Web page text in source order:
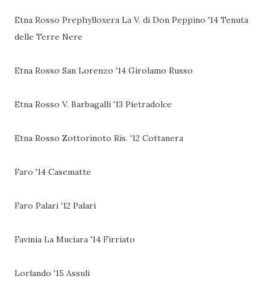
Etna Rosso Prephylloxera La V. di Don Peppino '14 Tenuta
delle Terre Nere
Etna Rosso San Lorenzo '14 Girolamo Russo
Etna Rosso V. Barbagalli '13 Pietradolce
Etna Rosso Zottorinoto Ris. '12 Cottanera
Faro '14 Casematte
Faro Palari '12 Palari
Favinia La Muciara '14 Firriato
Lorlando '15 Assuli